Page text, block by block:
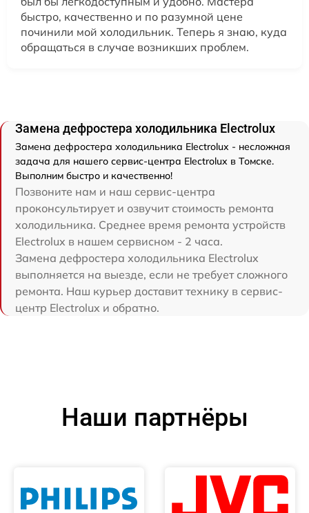
быстро, качественно и по разумной цене
починили мой холодильник. Теперь я знаю, куда
обращаться в случае возникших проблем.
Замена дефростера холодильника Electrolux
Замена дефростера холодильника Electrolux - несложная
задача для нашего сервис-центра Electrolux в Томске.
Выполним быстро и качественно!
Позвоните нам и наш сервис-центра
проконсультирует и озвучит стоимость ремонта
холодильника. Среднее время ремонта устройств
Electrolux в нашем сервисном - 2 часа.
Замена дефростера холодильника Electrolux
выполняется на выезде, если не требует сложного
ремонта. Наш курьер доставит технику в сервис-
центр Electrolux и обратно.
Наши партнёры